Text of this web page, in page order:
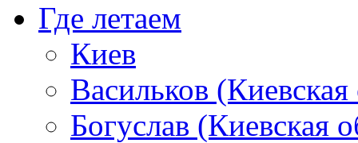
Где летаем
Киев
Васильков
Богуслав (Киевская